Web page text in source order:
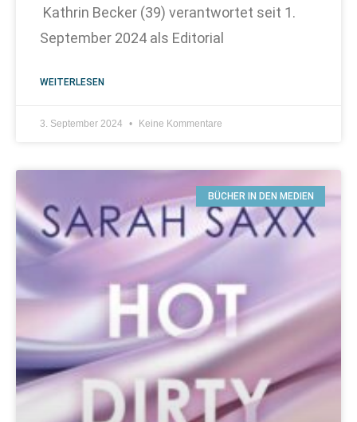
Kathrin Becker (39) verantwortet seit 1.
September 2024 als Editorial
WEITERLESEN
3. September 2024 Keine Kommentare
BÜCHER IN DEN MEDIEN